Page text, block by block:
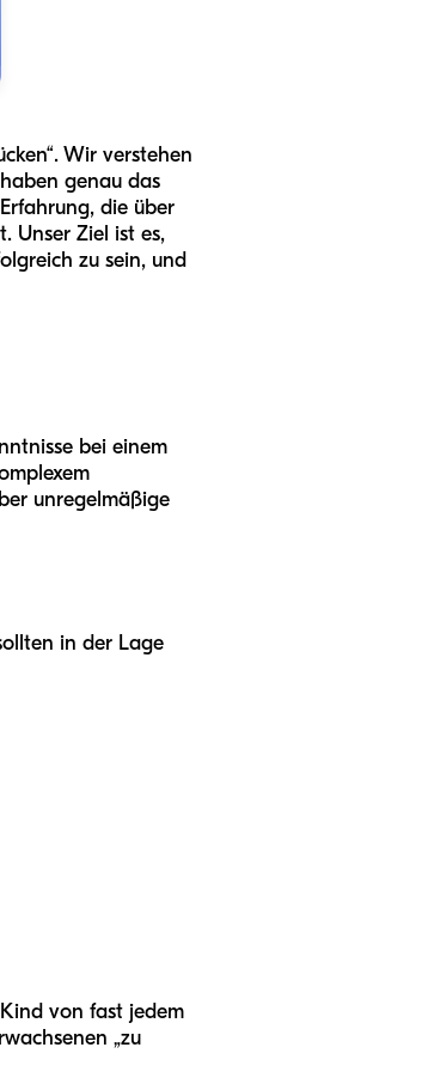
Wir verstehen
genau das
die über
Unser Ziel ist es,
zu sein, und
bei einem
unregelmäßige
in der Lage
von fast jedem
„zu